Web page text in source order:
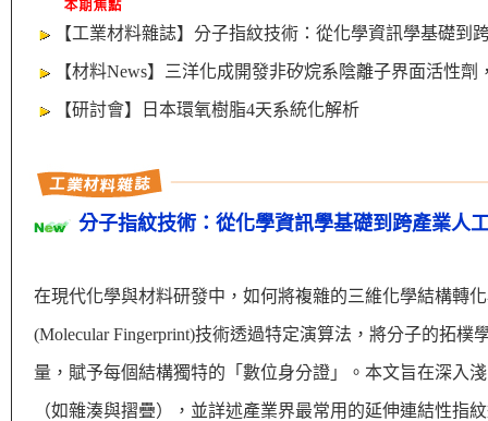
【工業材料雜誌】分子指紋技術：從化學資訊學基礎到
【材料News】三洋化成開發非矽烷系陰離子界面活性
【研討會】日本環氧樹脂4天系統化解析
分子指紋技術：從化學資訊學基礎到跨產業人
在現代化學與材料研發中，如何將複雜的三維化學結構轉
(Molecular Fingerprint)技術透過特定演算法，將分子的拓
量，賦予每個結構獨特的「數位身分證」。本文旨在深入
（如雜湊與摺疊），並詳述產業界最常用的延伸連結性指